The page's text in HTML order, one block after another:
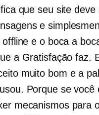
que seu site
e
offline e o boca a
a Gratisfação faz.
muito bom e a
Porque se você
mecanismos para